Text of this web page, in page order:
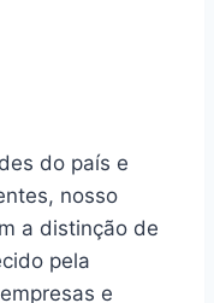
do país e
nosso
a distinção de
pela
e